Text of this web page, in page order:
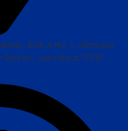
Blok A No. 1, Jatimulya,
Bekasi, Jawa Barat 17510